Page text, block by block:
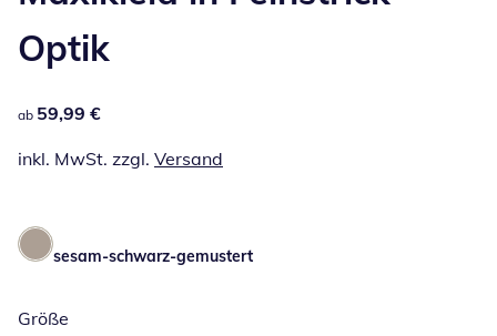
Optik
59,99 €
ab 59,99 €
inkl. MwSt. zzgl. Versand
sesam-schwarz-gemustert
Größe